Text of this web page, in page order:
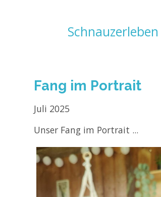
NavigationSchnauzerleben
Fang im Portrait
Juli 2025
Unser Fang im Portrait ...